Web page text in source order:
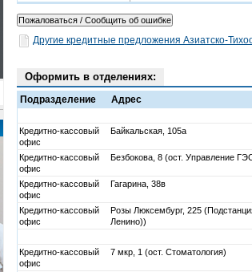
Другие кредитные предложения Азиатско-
Оформить в отделениях:
Подразделение Адрес
Кредитно-кассовый
офис
Байкальская, 105а
Кредитно-кассовый
офис
Безбокова, 8 (ост. Управление
Кредитно-кассовый
офис
Гагарина, 38в
Кредитно-кассовый
офис
Розы Люксембург, 225
Ленино))
Кредитно-кассовый
офис
7 мкр, 1 (ост. Стоматология)